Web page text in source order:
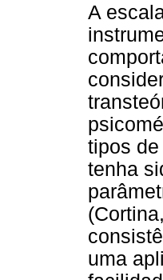
A
tipos
tenha
uma